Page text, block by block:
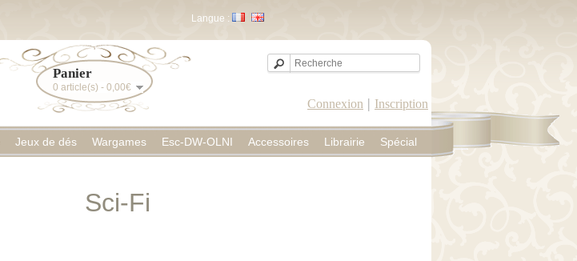
Langue :
Panier
0 article(s) - 0,00€
Connexion | Inscription
Jeux de dés Wargames Esc-DW-OLNI Accessoires Librairie Spécial
Sci-Fi